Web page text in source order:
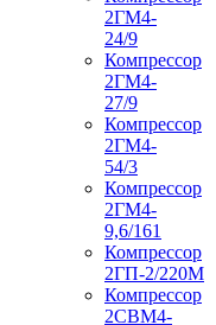
2ГМ4-
24/9
Компрессор
2ГМ4-
27/9
Компрессор
2ГМ4-
54/3
Компрессор
2ГМ4-
9,6/161
Компрессор
2ГП-2/220М
Компрессор
2СВМ4-